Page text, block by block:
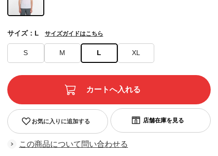
S M L XL
サイズ：L サイズガイドはこちら
お気に入りに追加する
この商品について問い合わせる